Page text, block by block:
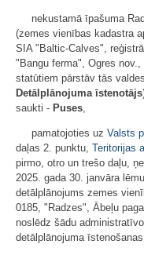
nekustamā īpašuma
(zemes vienības kadastra
SIA "Baltic-Calves",
"Bangu ferma", Ogres
statūtiem pārstāv tās
Detālplānojuma īstenotājs
saukti - Puses
pamatojoties uz Valsts
daļas 2. punktu, Teritorijas
pirmo, otro un trešo daļu,
2025. gada 30. janvāra
detālplānojums zemes
0185, "Radzes", Ābeļu
noslēdz šādu
detālplānojuma